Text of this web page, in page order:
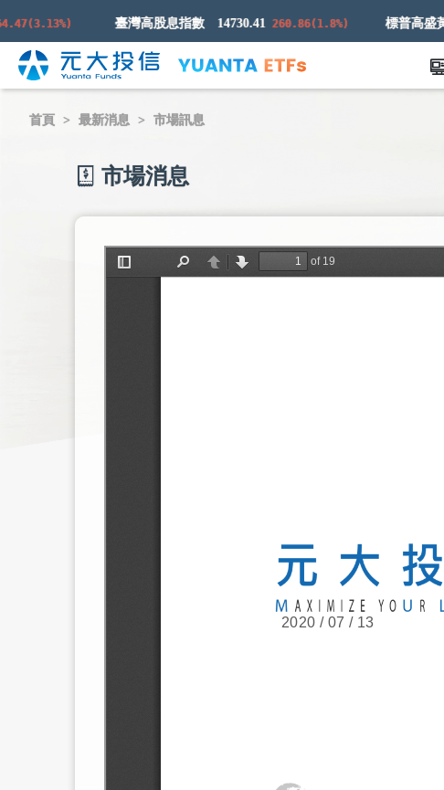
臺灣高股息指數 14730.41 260.86(1.8%)
首頁 最新消息 市場訊息
市場消息